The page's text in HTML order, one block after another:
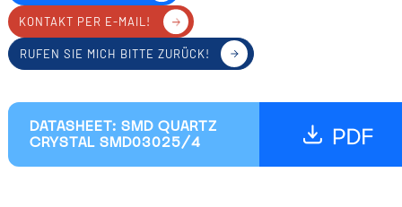
KONTAKT PER E-MAIL!
RUFEN SIE MICH BITTE ZURÜCK!
DATASHEET: SMD QUARTZ
CRYSTAL SMD03025/4